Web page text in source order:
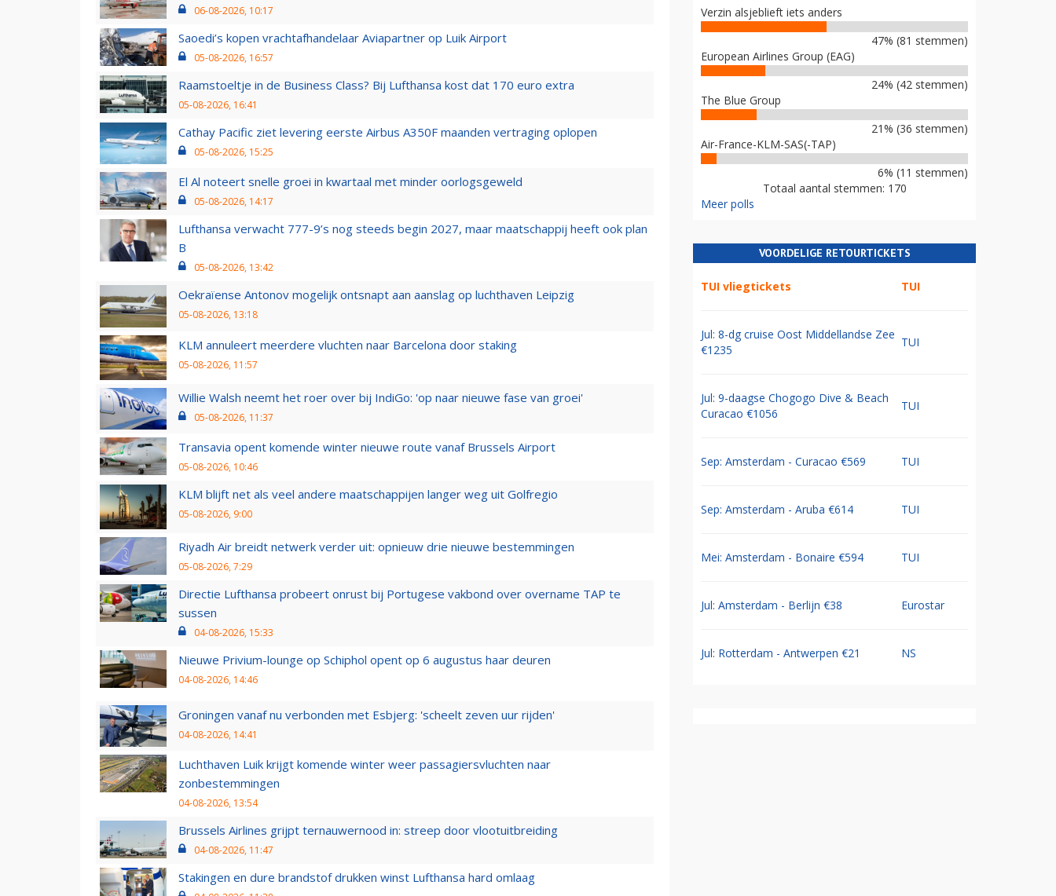
06-08-2026, 10:17
Saoedi’s kopen vrachtafhandelaar Aviapartner op Luik Airport
05-08-2026, 16:57
Raamstoeltje in de Business Class? Bij Lufthansa kost dat 170 euro extra
05-08-2026, 16:41
Cathay Pacific ziet levering eerste Airbus A350F maanden vertraging oplopen
05-08-2026, 15:25
El Al noteert snelle groei in kwartaal met minder oorlogsgeweld
05-08-2026, 14:17
Lufthansa verwacht 777-9’s nog steeds begin 2027, maar maatschappij heeft ook plan
B
05-08-2026, 13:42
Oekraïense Antonov mogelijk ontsnapt aan aanslag op luchthaven Leipzig
05-08-2026, 13:18
KLM annuleert meerdere vluchten naar Barcelona door staking
05-08-2026, 11:57
Willie Walsh neemt het roer over bij IndiGo: 'op naar nieuwe fase van groei'
05-08-2026, 11:37
Transavia opent komende winter nieuwe route vanaf Brussels Airport
05-08-2026, 10:46
KLM blijft net als veel andere maatschappijen langer weg uit Golfregio
05-08-2026, 9:00
Riyadh Air breidt netwerk verder uit: opnieuw drie nieuwe bestemmingen
05-08-2026, 7:29
Directie Lufthansa probeert onrust bij Portugese vakbond over overname TAP te
sussen
04-08-2026, 15:33
Nieuwe Privium-lounge op Schiphol opent op 6 augustus haar deuren
04-08-2026, 14:46
Groningen vanaf nu verbonden met Esbjerg: 'scheelt zeven uur rijden'
04-08-2026, 14:41
Luchthaven Luik krijgt komende winter weer passagiersvluchten naar
zonbestemmingen
04-08-2026, 13:54
Brussels Airlines grijpt ternauwernood in: streep door vlootuitbreiding
04-08-2026, 11:47
Stakingen en dure brandstof drukken winst Lufthansa hard omlaag
Verzin alsjeblieft iets anders
47% (81 stemmen)
European Airlines Group (EAG)
24% (42 stemmen)
The Blue Group
21% (36 stemmen)
Air-France-KLM-SAS(-TAP)
6% (11 stemmen)
Totaal aantal stemmen: 170
Meer polls
VOORDELIGE RETOURTICKETS
TUI vliegtickets TUI
Jul: 8-dg cruise Oost Middellandse Zee
€1235
TUI
Jul: 9-daagse Chogogo Dive & Beach
Curacao €1056
TUI
Sep: Amsterdam - Curacao €569 TUI
Sep: Amsterdam - Aruba €614 TUI
Mei: Amsterdam - Bonaire €594 TUI
Jul: Amsterdam - Berlijn €38 Eurostar
Jul: Rotterdam - Antwerpen €21 NS